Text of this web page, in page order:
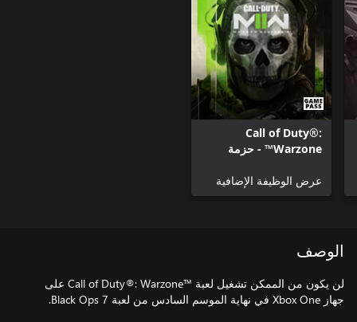
Call of Duty®:
Warzone™ - حزمة
عرض الوظيفة الإضافية
الوصف
لن يكون من الممكن تشغيل لعبة Call of Duty®: Warzone™‎ على